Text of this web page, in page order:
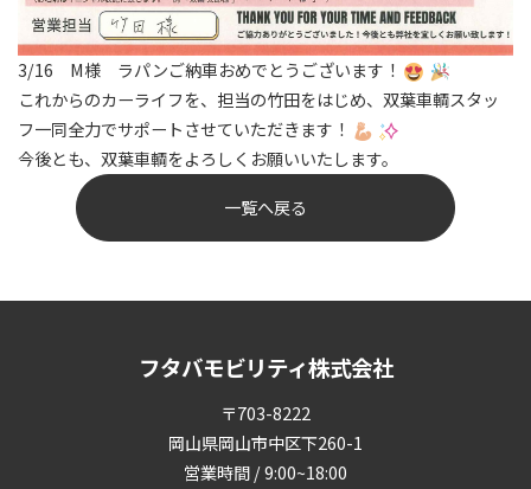
3/16 M様 ラパンご納車おめでとうございます！
これからのカーライフを、担当の竹田をはじめ、双葉車輌スタッ
フ一同全力でサポートさせていただきます！
今後とも、双葉車輌をよろしくお願いいたします。
一覧へ戻る
フタバモビリティ株式会社
〒703-8222
岡山県岡山市中区下260-1
営業時間 / 9:00~18:00